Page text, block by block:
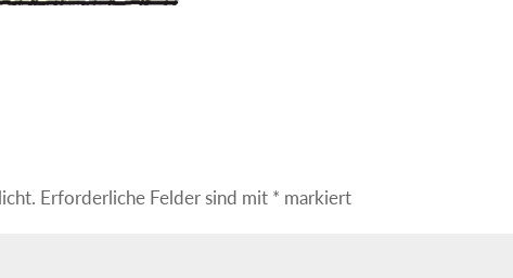
Erforderliche Felder sind mit * markiert